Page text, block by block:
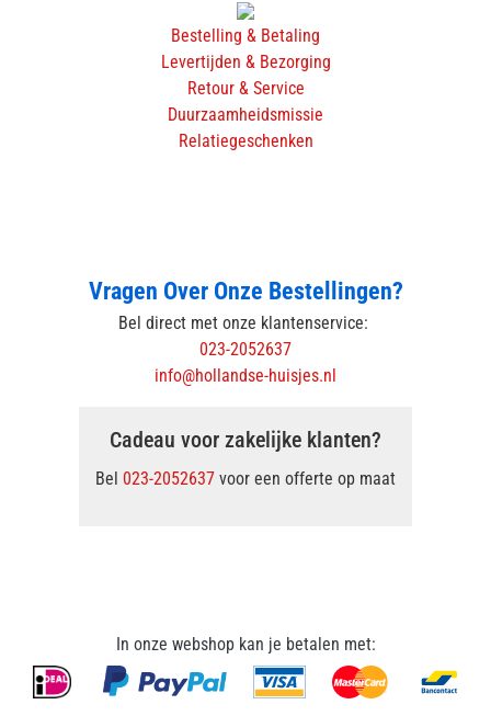
Bestelling & Betaling
Levertijden & Bezorging
Retour & Service
Duurzaamheidsmissie
Relatiegeschenken
Vragen Over Onze Bestellingen?
Bel direct met onze klantenservice:
023-2052637
info@hollandse-huisjes.nl
Cadeau voor zakelijke klanten?
Bel 023-2052637 voor een offerte op maat
In onze webshop kan je betalen met: